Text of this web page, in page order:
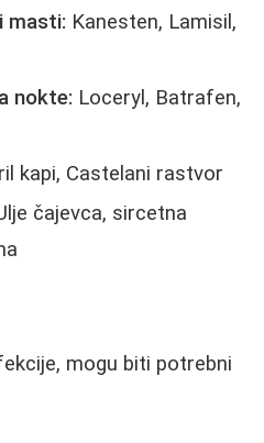
masti: Kanesten, Lamisil,
nokte: Loceryl, Batrafen,
kapi, Castelani rastvor
čajevca, sircetna
mogu biti potrebni